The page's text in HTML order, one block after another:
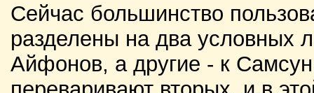
Сейчас большинство
разделены на два условных
Айфонов, а другие - к